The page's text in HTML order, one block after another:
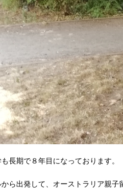
長期で８年目になっております。
ら出発して、オーストラリア親子